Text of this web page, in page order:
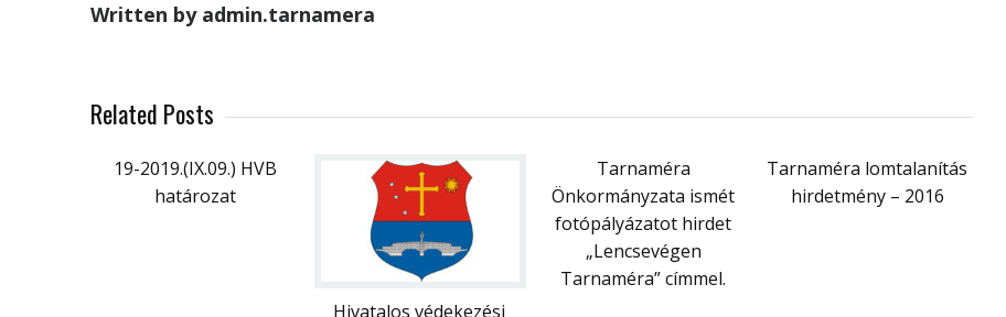
Written by admin.tarnamera
Related Posts
19-2019.(IX.09.) HVB
határozat
Hivatalos védekezési
Tarnaméra
Önkormányzata ismét
fotópályázatot hirdet
„Lencsevégen
Tarnaméra” címmel.
Tarnaméra lomtalanítás
hirdetmény – 2016